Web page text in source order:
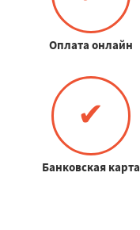
Оплата онлайн
✔
Банковская карта